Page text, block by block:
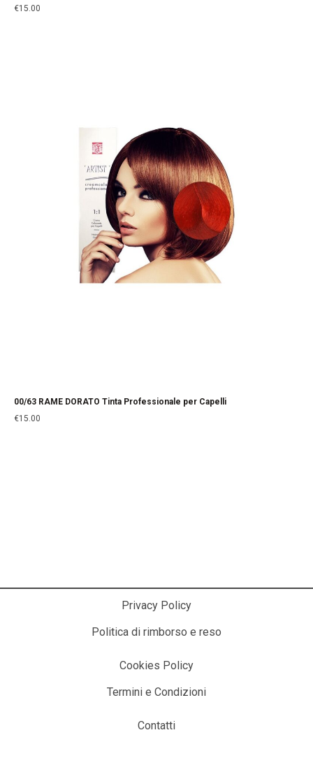
€15.00
00/63 RAME DORATO Tinta Professionale per Capelli
€15.00
Privacy Policy
Politica di rimborso e reso
Cookies Policy
Termini e Condizioni
Contatti